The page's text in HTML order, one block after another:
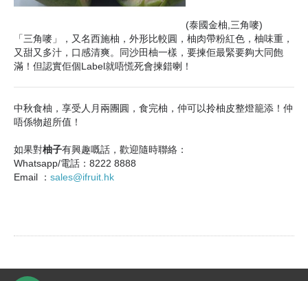
(泰國金柚,三角嘜)
「三角嘜」，又名西施柚，外形比較圓，柚肉帶粉紅色，柚味重，
又甜又多汁，口感清爽。同沙田柚一樣，要揀佢最緊要夠大同飽
滿！但認實佢個Label就唔慌死會揀錯喇！
中秋食柚，享受人月兩團圓，食完柚，仲可以拎柚皮整燈籠添！仲
唔係物超所值！
如果對柚子有興趣嘅話，歡迎隨時聯絡：
Whatsapp/電話：8222 8888
Email ： sales@ifruit.hk